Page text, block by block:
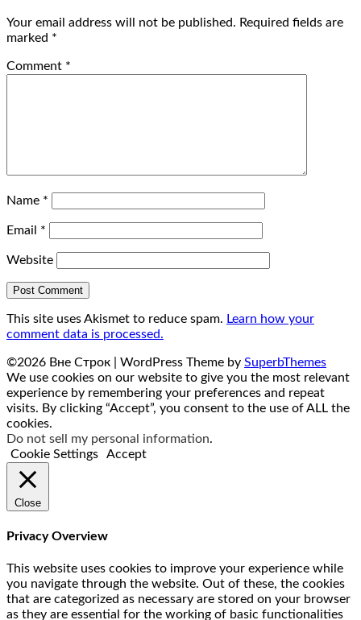
Your email address will not be published. Required fields are
marked *
Comment *
Name *
Email *
Website
This site uses Akismet to reduce spam. Learn how your
comment data is processed.
©2026 Вне Строк | WordPress Theme by SuperbThemes
We use cookies on our website to give you the most relevant
experience by remembering your preferences and repeat
visits. By clicking “Accept”, you consent to the use of ALL the
cookies.
Do not sell my personal information.
Cookie Settings
Accept
Close
Privacy Overview
This website uses cookies to improve your experience while
you navigate through the website. Out of these, the cookies
that are categorized as necessary are stored on your browser
as they are essential for the working of basic functionalities